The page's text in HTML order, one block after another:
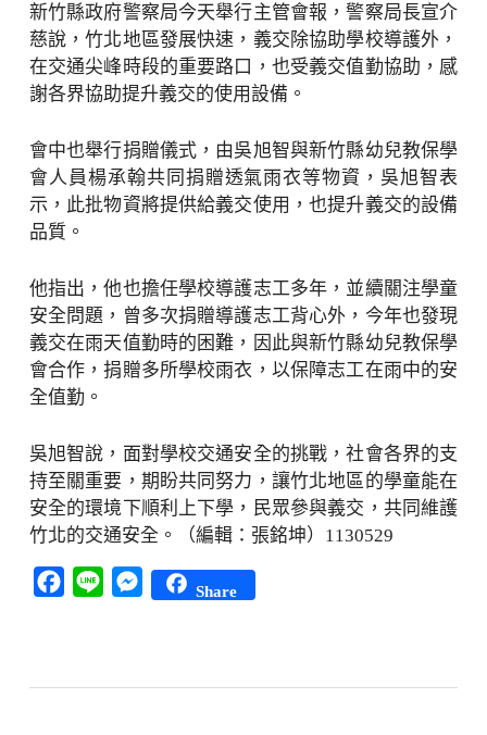
新竹縣政府警察局今天舉行主管會報，警察局長宣介
慈說，竹北地區發展快速，義交除協助學校導護外，
在交通尖峰時段的重要路口，也受義交值勤協助，感
謝各界協助提升義交的使用設備。
會中也舉行捐贈儀式，由吳旭智與新竹縣幼兒教保學
會人員楊承翰共同捐贈透氣雨衣等物資，吳旭智表
示，此批物資將提供給義交使用，也提升義交的設備
品質。
他指出，他也擔任學校導護志工多年，並續關注學童
安全問題，曾多次捐贈導護志工背心外，今年也發現
義交在雨天值勤時的困難，因此與新竹縣幼兒教保學
會合作，捐贈多所學校雨衣，以保障志工在雨中的安
全值勤。
吳旭智說，面對學校交通安全的挑戰，社會各界的支
持至關重要，期盼共同努力，讓竹北地區的學童能在
安全的環境下順利上下學，民眾參與義交，共同維護
竹北的交通安全。（編輯：張銘坤）1130529
Facebook
Line Messenger
Share